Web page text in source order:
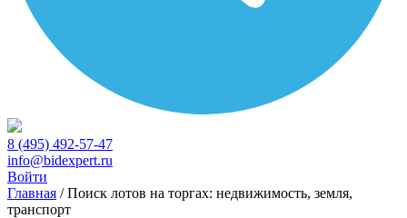
8 (495) 492-57-47
info@bidexpert.ru
Войти
Главная /Поиск лотов на торгах: недвижимость, земля,
транспорт